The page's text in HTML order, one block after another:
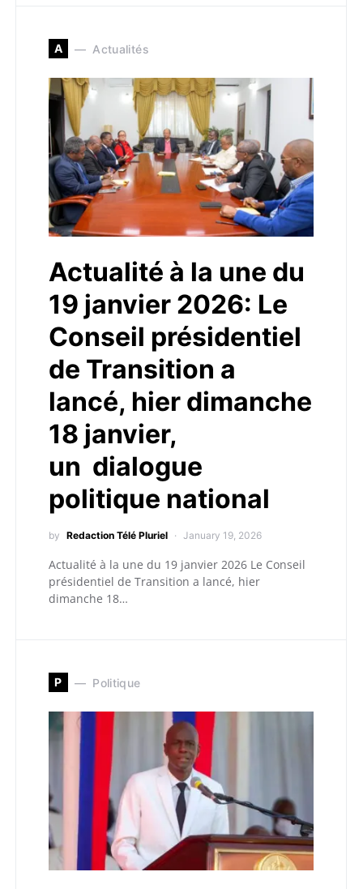
A Actualités
Actualité à la une du
19 janvier 2026: Le
Conseil présidentiel
de Transition a
lancé, hier dimanche
18 janvier,
un dialogue
politique national
by Redaction Télé Pluriel January 19, 2026
Actualité à la une du 19 janvier 2026 Le Conseil
présidentiel de Transition a lancé, hier
dimanche 18…
P Politique